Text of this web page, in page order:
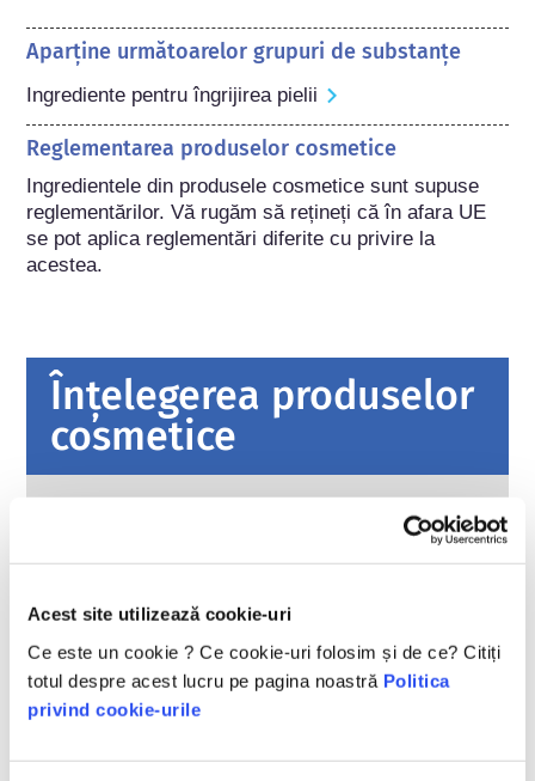
Acest site utilizează cookie-uri
Ce este un cookie ? Ce cookie-uri folosim și de ce? Citiți
totul despre acest lucru pe pagina noastră Politica
privind cookie-urile
Aparține următoarelor grupuri de substanțe
Ingrediente pentru îngrijirea pielii
Reglementarea produselor cosmetice
Ingredientele din produsele cosmetice sunt supuse
reglementărilor. Vă rugăm să rețineți că în afara UE
se pot aplica reglementări diferite cu privire la
acestea.
Înțelegerea produselor
cosmetice
Legile stricte asigură că produsele cosmetice
Europeană sunt sigure pentru utilizare.
Companiile, autoritățile naționale și europene
de reglementare împart responsabilitatea de a
păstra produsele cosmetice în siguranță.
citiți mai multe
Ce ar trebui să știu despre perturbatorii
endocrini?
produsele cosmetice sunt „perturbatori